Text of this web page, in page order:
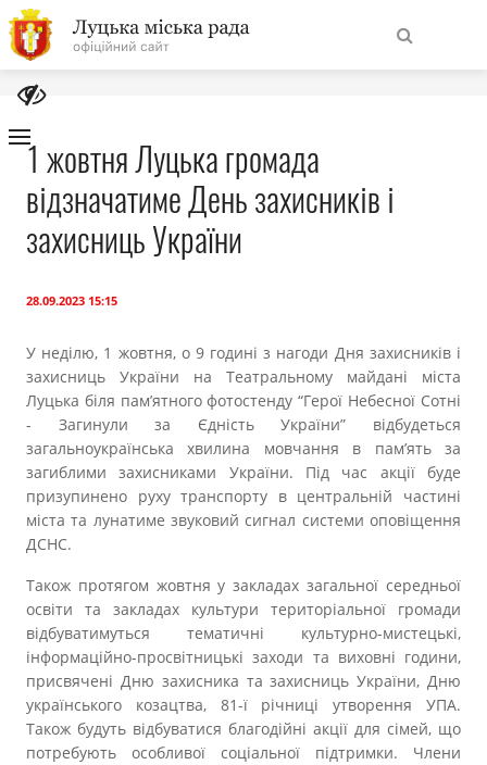
На
головну
Навігація
сайту
Про місто
Бюджет
Публічна інформація
Прозорість влади
1 жовтня Луцька громада
відзначатиме День захисників і
захисниць України
28.09.2023 15:15
У неділю, 1 жовтня, о 9 годині з нагоди Дня захисників і
захисниць України на Театральному майдані міста
Луцька біля пам’ятного фотостенду “Герої Небесної Сотні
- Загинули за Єдність України” відбудеться
загальноукраїнська хвилина мовчання в памʼять за
загиблими захисниками України. Під час акції буде
призупинено руху транспорту в центральній частині
міста та лунатиме звуковий сигнал системи оповіщення
ДСНС.
Також протягом жовтня у закладах загальної середньої
освіти та закладах культури територіальної громади
відбуватимуться тематичні культурно-мистецькі,
інформаційно-просвітницькі заходи та виховні години,
присвячені Дню захисника та захисниць України, Дню
українського козацтва, 81-ї річниці утворення УПА.
Також будуть відбуватися благодійні акції для сімей, що
потребують особливої соціальної підтримки. Члени